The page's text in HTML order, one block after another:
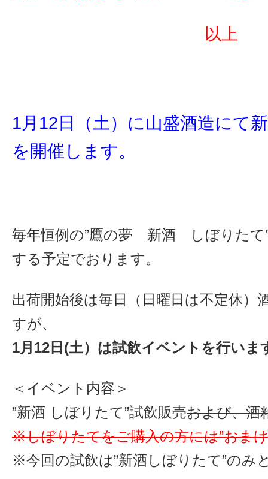
以上
1月12日（土）に山盛酒造にて
を開催します。
毎年恒例の”鷹の夢 新酒 しぼりたて
する予定でおります。
出荷開始後は毎日（日曜日は不定休）
すが、
1月12日(土）は試飲イベントを行いま
＜イベント内容＞
”新酒 しぼりたて”試飲販売および、酒
※しぼりたてをご購入の方には”おま
※今回の試飲は”新酒しぼりたて”のみ